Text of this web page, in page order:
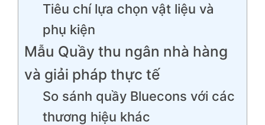
Tiêu chí lựa chọn vật liệu và
phụ kiện
Mẫu Quầy thu ngân nhà hàng
và giải pháp thực tế
So sánh quầy Bluecons với các
thương hiệu khác